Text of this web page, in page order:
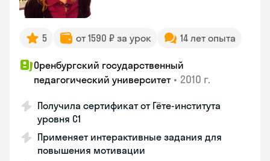
5 от 1590 ₽ за урок 14 лет опыта
Оренбургский государственный
педагогический университет • 2010 г.
Получила сертификат от Гёте-института
уровня C1
Применяет интерактивные задания для
повышения мотивации